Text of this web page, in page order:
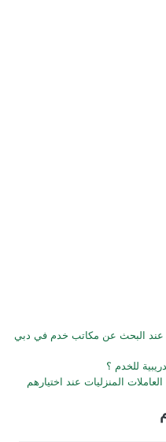
عند البحث عن مكاتب خدم في دبي
المنزليات عند اختيارهم